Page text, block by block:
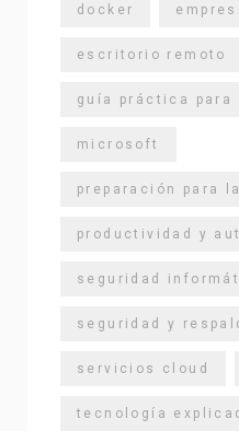
docker
escritorio remoto
guía práctica para
microsoft
preparación para
productividad y
seguridad
seguridad y
servicios cloud
tecnología